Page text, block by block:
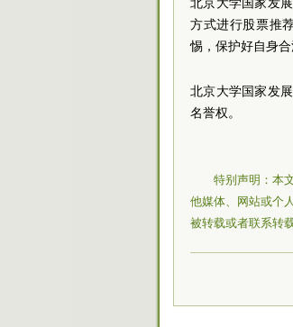
北京大学国家发
方式进行股票推
惕，保护好自身
北京大学国家发
名誉权。
特别声明：本
他媒体、网站或个
被转载或者联系转